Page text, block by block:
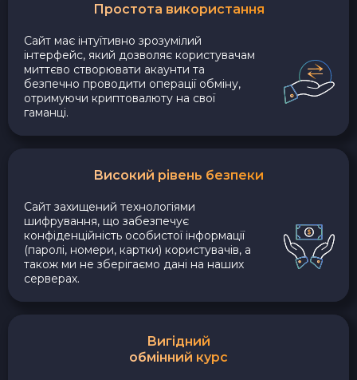
Простота використання
Сайт має інтуїтивно зрозумілий
інтерфейс, який дозволяє користувачам
миттєво створювати акаунти та
безпечно проводити операції обміну,
отримуючи криптовалюту на свої
гаманці.
Високий рівень безпеки
Сайт захищений технологіями
шифрування, що забезпечує
конфіденційність особистої інформації
(паролі, номери, картки) користувачів, а
також ми не зберігаємо дані на наших
серверах.
Вигідний
обмінний курс